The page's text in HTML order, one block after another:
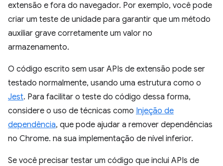
extensão e fora do navegador. Por exemplo, você pode
criar um teste de unidade para garantir que um método
auxiliar grave corretamente um valor no
armazenamento.
O código escrito sem usar APIs de extensão pode ser
testado normalmente, usando uma estrutura como o
Jest. Para facilitar o teste do código dessa forma,
considere o uso de técnicas como Injeção de
dependência, que pode ajudar a remover dependências
no Chrome. na sua implementação de nível inferior.
Se você precisar testar um código que inclui APIs de